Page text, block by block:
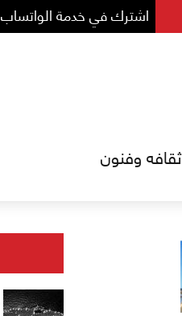
اشترك في خدمة الواتساب
ثقافه وفنون